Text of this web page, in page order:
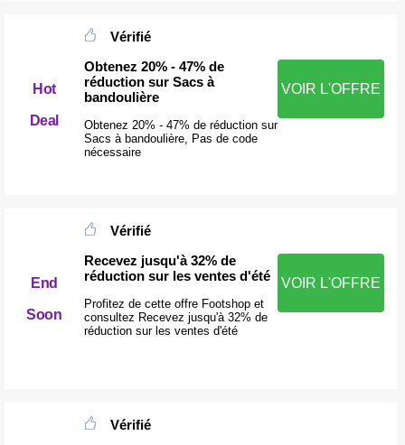
Hot
Deal
Vérifié
Obtenez 20% - 47% de
réduction sur Sacs à
bandoulière
Obtenez 20% - 47% de réduction sur
Sacs à bandoulière, Pas de code
nécessaire
VOIR L'OFFRE
End
Soon
Vérifié
Recevez jusqu'à 32% de
réduction sur les ventes d'été
Profitez de cette offre Footshop et
consultez Recevez jusqu'à 32% de
réduction sur les ventes d'été
VOIR L'OFFRE
Vérifié